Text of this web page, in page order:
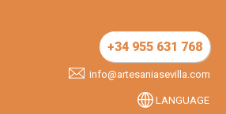
+34 955 631 768
info@artesaniasevilla.com
LANGUAGE